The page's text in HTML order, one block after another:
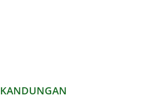
KANDUNGAN